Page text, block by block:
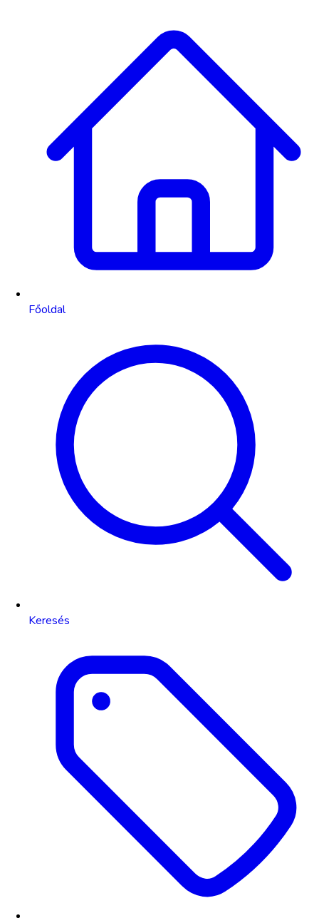
Főoldal
Keresés